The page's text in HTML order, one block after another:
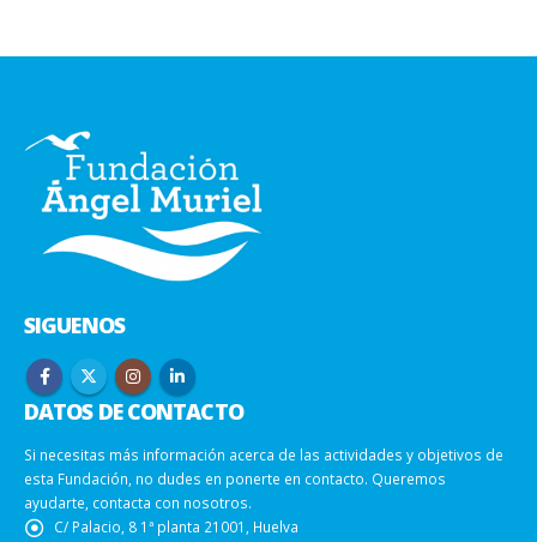
SIGUENOS
DATOS DE CONTACTO
Si necesitas más información acerca de las actividades y objetivos de
esta Fundación, no dudes en ponerte en contacto. Queremos
ayudarte, contacta con nosotros.
C/ Palacio, 8 1ª planta 21001, Huelva